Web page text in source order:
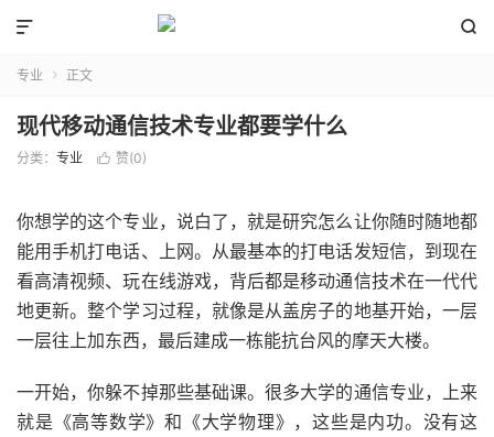


专业  正文
现代移动通信技术专业都要学什么
分类： 专业  赞(0)
你想学的这个专业，说白了，就是研究怎么让你随时随地都
能用手机打电话、上网。从最基本的打电话发短信，到现在
看高清视频、玩在线游戏，背后都是移动通信技术在一代代
地更新。整个学习过程，就像是从盖房子的地基开始，一层
一层往上加东西，最后建成一栋能抗台风的摩天大楼。
一开始，你躲不掉那些基础课。很多大学的通信专业，上来
就是《高等数学》和《大学物理》，这些是内功。没有这